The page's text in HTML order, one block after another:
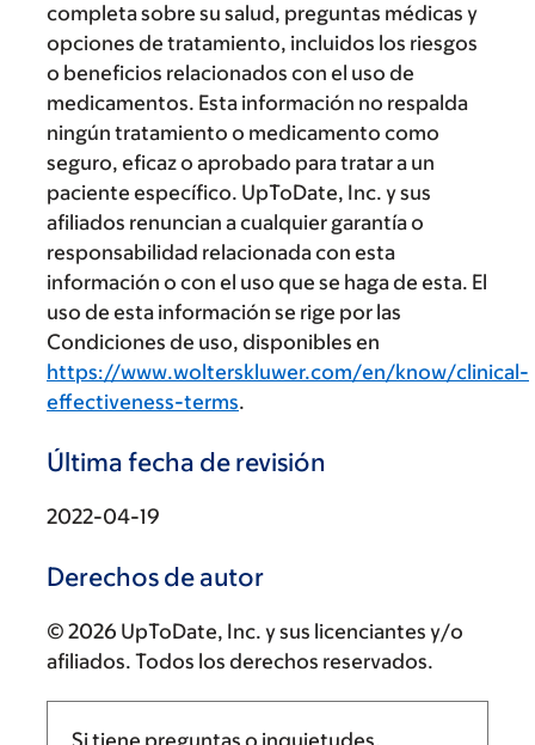
completa sobre su salud, preguntas médicas y
opciones de tratamiento, incluidos los riesgos
o beneficios relacionados con el uso de
medicamentos. Esta información no respalda
ningún tratamiento o medicamento como
seguro, eficaz o aprobado para tratar a un
paciente específico. UpToDate, Inc. y sus
afiliados renuncian a cualquier garantía o
responsabilidad relacionada con esta
información o con el uso que se haga de esta. El
uso de esta información se rige por las
Condiciones de uso, disponibles en
https://www.wolterskluwer.com/en/know/clinical-
effectiveness-terms.
Última fecha de revisión
2022-04-19
Derechos de autor
© 2026 UpToDate, Inc. y sus licenciantes y/o
afiliados. Todos los derechos reservados.
Si tiene preguntas o inquietudes,